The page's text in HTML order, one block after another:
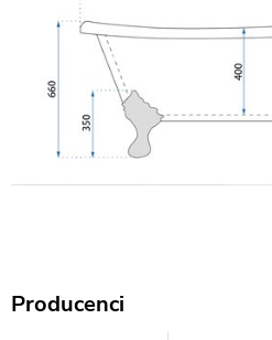
Producenci